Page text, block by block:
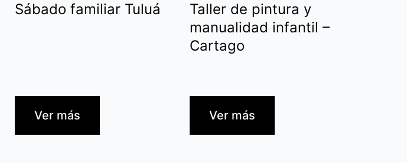
Sábado familiar Tuluá
Ver más
Taller de pintura y
manualidad infantil –
Cartago
Ver más